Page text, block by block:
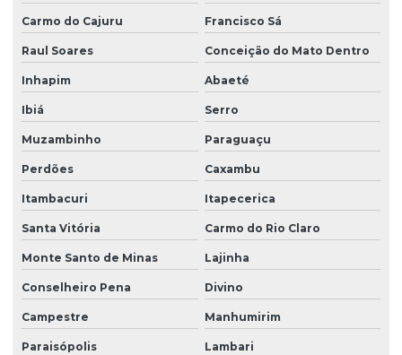
Carmo do Cajuru Francisco Sá
Raul Soares Conceição do Mato Dentro
Inhapim Abaeté
Ibiá Serro
Muzambinho Paraguaçu
Perdões Caxambu
Itambacuri Itapecerica
Santa Vitória Carmo do Rio Claro
Monte Santo de Minas Lajinha
Conselheiro Pena Divino
Campestre Manhumirim
Paraisópolis Lambari